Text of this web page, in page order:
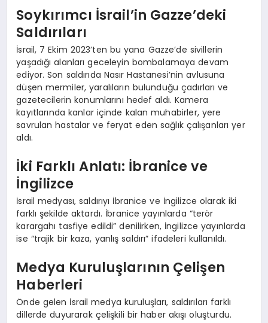
SIYASET
Soykırımcı İsrail’in Gazze’deki
Saldırıları
İsrail, 7 Ekim 2023’ten bu yana Gazze’de sivillerin
yaşadığı alanları geceleyin bombalamaya devam
ediyor. Son saldırıda Nasır Hastanesi’nin avlusuna
düşen mermiler, yaralıların bulunduğu çadırları ve
gazetecilerin konumlarını hedef aldı. Kamera
kayıtlarında kanlar içinde kalan muhabirler, yere
savrulan hastalar ve feryat eden sağlık çalışanları yer
aldı.
İki Farklı Anlatı: İbranice ve
İngilizce
İsrail medyası, saldırıyı İbranice ve İngilizce olarak iki
farklı şekilde aktardı. İbranice yayınlarda “terör
karargahı tasfiye edildi” denilirken, İngilizce yayınlarda
ise “trajik bir kaza, yanlış saldırı” ifadeleri kullanıldı.
Medya Kuruluşlarının Çelişen
Haberleri
Önde gelen İsrail medya kuruluşları, saldırıları farklı
dillerde duyurarak çelişkili bir haber akışı oluşturdu.